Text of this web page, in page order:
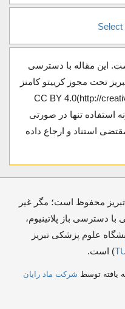
Select
این مقاله با دسترسی
تحت مجوز کرییتو کامنز
CC BY 4.0(http://
استفاده تنها در صورتی
استناد و ارجاع داده
محفوظ است؛ مگر غیر
دسترسی باز پلاتینیوم،
علوم پزشکی تبریز
) است.
یافته توسط شرکت ماد رایان